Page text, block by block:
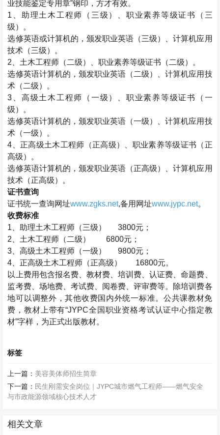
业技能鉴定专用章”钢印，方才有效。
1、助理土木工程师
（三级）、职业素养等级证书（三
级）。
选修英语或计算机的，颁发职业英语（三级）、计算机应用
技术（三级）。
2、 土木工程师 （二级）、职业素养等级证书（二级）。
选修英语计算机的，颁发职业英语（二级）、计算机应用技
术（二级）。
3、高级土木工程师
（一级）、职业素养等级证书（一
级）。
选修英语计算机的，颁发职业英语（一级）、计算机应用技
术（一级）。
4、正高级土木工程师 （正高级）、职业素养等级证书（正
高级）。
选修英语计算机的，颁发职业英语（正高级）、计算机应用
技术（正高级）。
证书查询
证书统一查询网址www.zgks.net,备用网址www.jypc.net。
收费标准
1、助理土木工程师 （三级） 3800元；
2、 土木工程师 （二级） 6800元；
3、高级土木工程师 （一级） 9800元；
4、正高级土木工程师 （正高级）
16800元。
以上费用包含报名费、教材费、培训费、认证费、命题费、
监考费、场地费、考试费、阅卷费、评审费等。除培训费各
地可以调整外，其他收费国内外统一标准。公共课教材免
费，教材上带有“JYPC全国职业资格考试认证中心指定教
材”字样，为正式出版教材。
标签
上一篇： 美容美体师招生简章
下一篇： 民生刚需安全岗位｜JYPC城市燃气工程师——燃气安全
与市政能源领域核心技术人才
相关文章